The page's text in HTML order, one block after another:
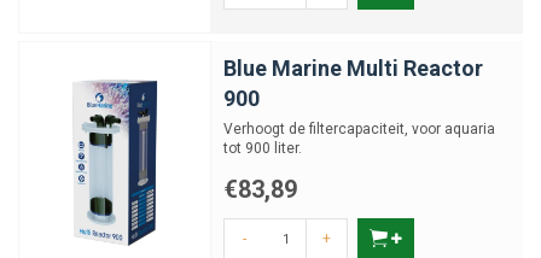
Blue Marine Multi Reactor
900
Verhoogt de filtercapaciteit, voor aquaria
tot 900 liter.
€83,89
- +